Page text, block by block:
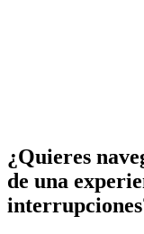
¿Quieres
de una